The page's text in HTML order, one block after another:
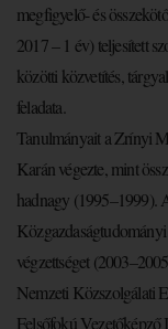
megfigyelő- és
2017 – 1 év) teljesített
közötti közvetítés,
feladata.
Tanulmányait a Zrínyi
Karán végezte, mint
hadnagy (1995–1999).
végzettséget
Nemzeti Közszolgálati
Felsőfokú Vezetőképző